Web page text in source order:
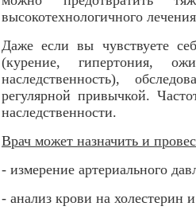
высокотехнологичного
Даже если вы чувствуете
(курение, гипертония,
наследственность),
регулярной привычкой.
наследственности.
Врач может назначить и
- измерение артериального
- анализ крови на холестерин